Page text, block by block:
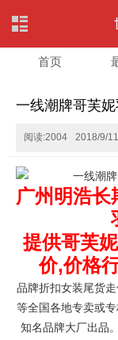
首页
一线潮牌哥芙
阅读:2004 2018/9/
广州明浩长
提供哥芙
价,价格
品牌折扣女装尾货
等全国各地专卖或
知名品牌大厂出品